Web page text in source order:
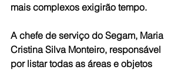
mais complexos exigirão tempo.
A chefe de serviço do Segam, Maria
Cristina Silva Monteiro, responsável
por listar todas as áreas e objetos